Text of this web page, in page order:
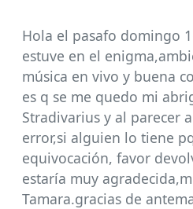
Hola el pasafo domingo
estuve en el
música en vivo y buena
es q se me quedo mi
Stradivarius y al parecer
error,si alguien lo tiene
equivocación, favor
estaría muy
Tamara.gracias de